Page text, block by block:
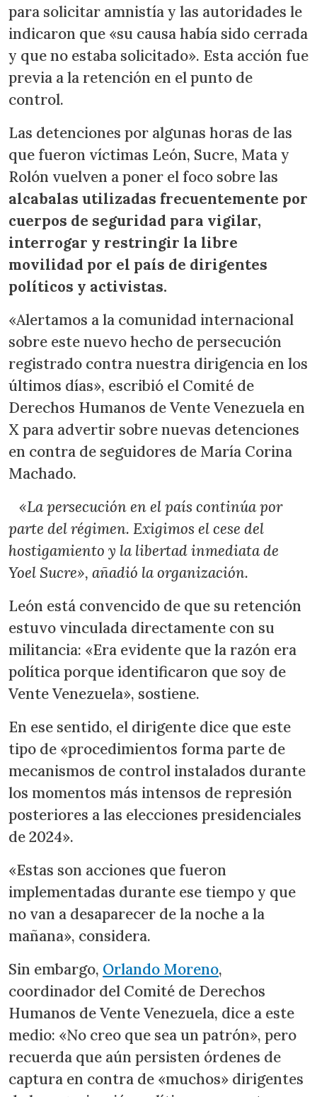
para solicitar amnistía y las autoridades le
indicaron que «su causa había sido cerrada
y que no estaba solicitado». Esta acción fue
previa a la retención en el punto de
control.
Las detenciones por algunas horas de las
que fueron víctimas León, Sucre, Mata y
Rolón vuelven a poner el foco sobre las
alcabalas utilizadas frecuentemente por
cuerpos de seguridad para vigilar,
interrogar y restringir la libre
movilidad por el país de dirigentes
políticos y activistas.
«Alertamos a la comunidad internacional
sobre este nuevo hecho de persecución
registrado contra nuestra dirigencia en los
últimos días», escribió el Comité de
Derechos Humanos de Vente Venezuela en
X para advertir sobre nuevas detenciones
en contra de seguidores de María Corina
Machado.
«La persecución en el país continúa por
parte del régimen. Exigimos el cese del
hostigamiento y la libertad inmediata de
Yoel Sucre», añadió la organización.
León está convencido de que su retención
estuvo vinculada directamente con su
militancia: «Era evidente que la razón era
política porque identificaron que soy de
Vente Venezuela», sostiene.
En ese sentido, el dirigente dice que este
tipo de «procedimientos forma parte de
mecanismos de control instalados durante
los momentos más intensos de represión
posteriores a las elecciones presidenciales
de 2024».
«Estas son acciones que fueron
implementadas durante ese tiempo y que
no van a desaparecer de la noche a la
mañana», considera.
Sin embargo, Orlando Moreno,
coordinador del Comité de Derechos
Humanos de Vente Venezuela, dice a este
medio: «No creo que sea un patrón», pero
recuerda que aún persisten órdenes de
captura en contra de «muchos» dirigentes